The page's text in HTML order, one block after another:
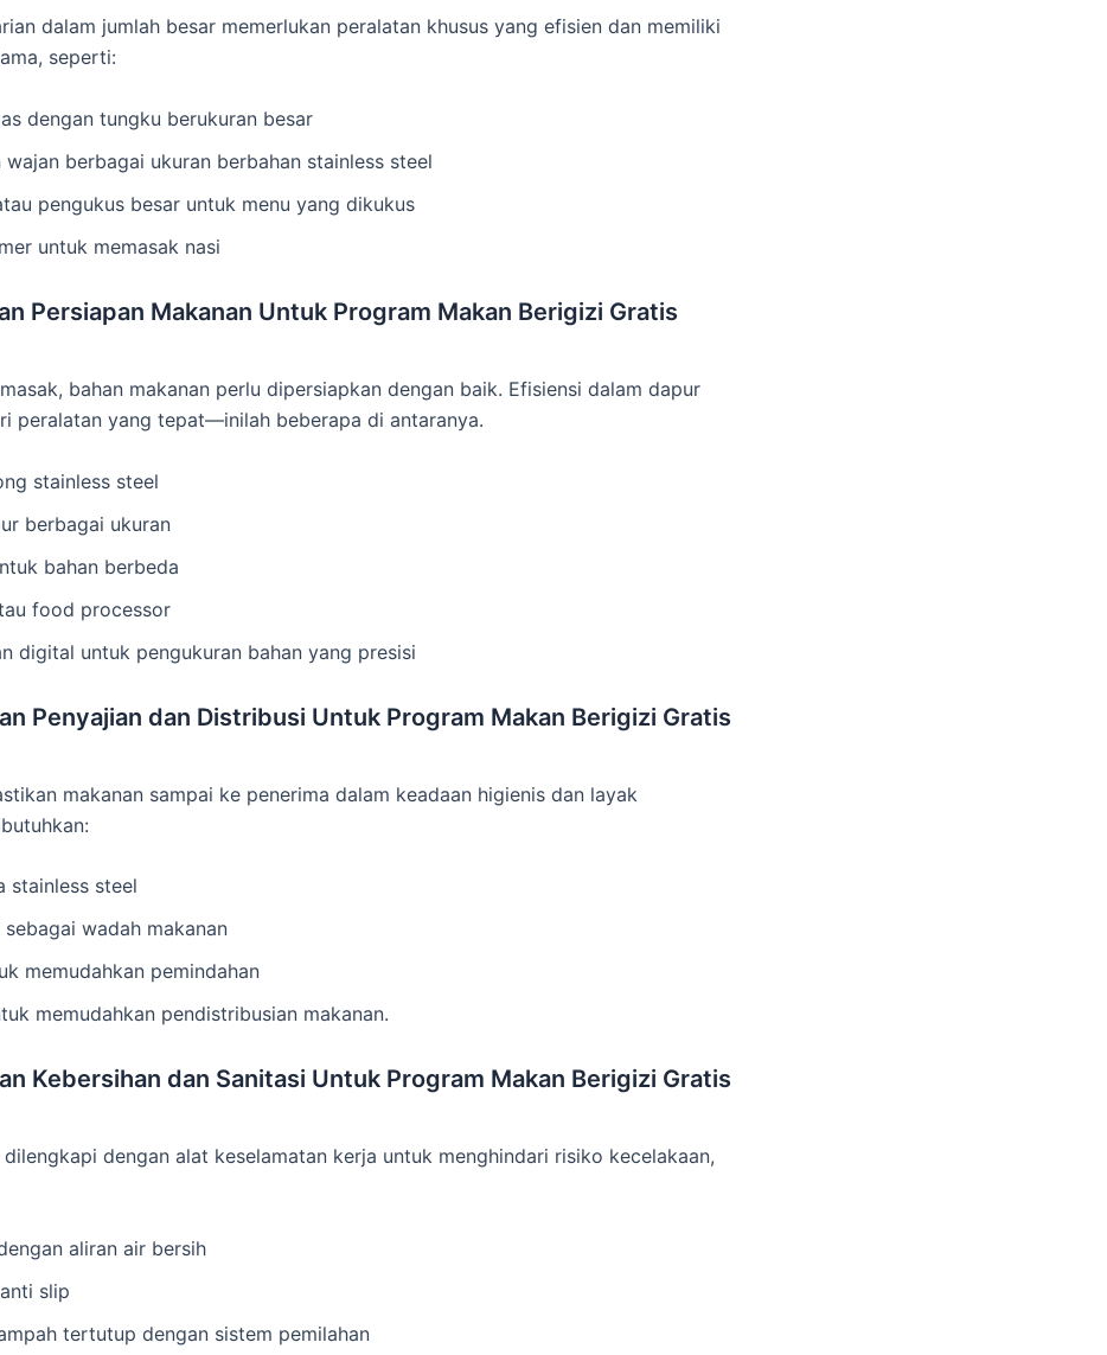
dalam jumlah besar memerlukan peralatan khusus yang efisien dan memiliki
seperti:
dengan tungku berukuran besar
wajan berbagai ukuran berbahan stainless steel
pengukus besar untuk menu yang dikukus
untuk memasak nasi
Persiapan Makanan Untuk Program Makan Berigizi Gratis
bahan makanan perlu dipersiapkan dengan baik. Efisiensi dalam dapur
peralatan yang tepat—inilah beberapa di antaranya.
stainless steel
berbagai ukuran
bahan berbeda
food processor
digital untuk pengukuran bahan yang presisi
Penyajian dan Distribusi Untuk Program Makan Berigizi Gratis
makanan sampai ke penerima dalam keadaan higienis dan layak
stainless steel
wadah makanan
memudahkan pemindahan
memudahkan pendistribusian makanan.
Kebersihan dan Sanitasi Untuk Program Makan Berigizi Gratis
dilengkapi dengan alat keselamatan kerja untuk menghindari risiko kecelakaan,
aliran air bersih
slip
tertutup dengan sistem pemilahan